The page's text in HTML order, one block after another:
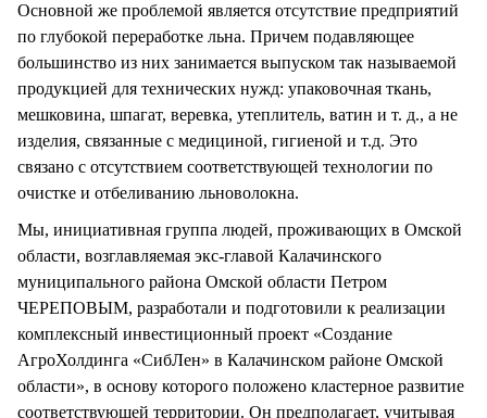
Основной же проблемой является отсутствие предприятий
по глубокой переработке льна. Причем подавляющее
большинство из них занимается выпуском так называемой
продукцией для технических нужд: упаковочная ткань,
мешковина, шпагат, веревка, утеплитель, ватин и т. д., а не
изделия, связанные с медициной, гигиеной и т.д. Это
связано с отсутствием соответствующей технологии по
очистке и отбеливанию льноволокна.
Мы, инициативная группа людей, проживающих в Омской
области, возглавляемая экс-главой Калачинского
муниципального района Омской области Петром
ЧЕРЕПОВЫМ, разработали и подготовили к реализации
комплексный инвестиционный проект «Создание
АгроХолдинга «СибЛен» в Калачинском районе Омской
области», в основу которого положено кластерное развитие
соответствующей территории. Он предполагает, учитывая